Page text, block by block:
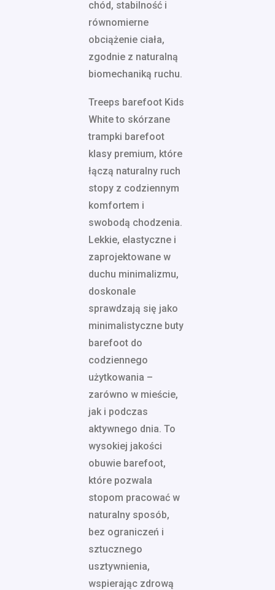
chód, stabilność i
równomierne
obciążenie ciała,
zgodnie z naturalną
biomechaniką ruchu.
Treeps barefoot Kids
White to skórzane
trampki barefoot
klasy premium, które
łączą naturalny ruch
stopy z codziennym
komfortem i
swobodą chodzenia.
Lekkie, elastyczne i
zaprojektowane w
duchu minimalizmu,
doskonale
sprawdzają się jako
minimalistyczne buty
barefoot do
codziennego
użytkowania –
zarówno w mieście,
jak i podczas
aktywnego dnia. To
wysokiej jakości
obuwie barefoot,
które pozwala
stopom pracować w
naturalny sposób,
bez ograniczeń i
sztucznego
usztywnienia,
wspierając zdrową